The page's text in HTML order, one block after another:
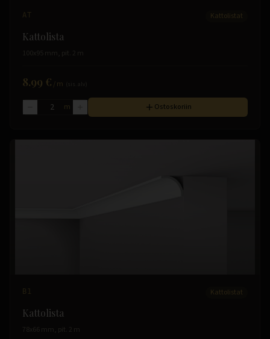
AT Kattolistat
Kattolista
100x95 mm, pit. 2 m
8.99 € /m
m Ostoskoriin
B1 Kattolistat
Kattolista
78x66 mm, pit. 2 m